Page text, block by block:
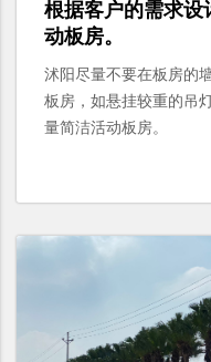
根据客户的需求设
动板房。
沭阳尽量不要在板房的
板房，如悬挂较重的吊
量简洁活动板房。